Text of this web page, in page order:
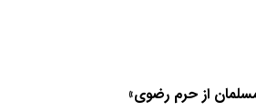
از حرم رضوی»